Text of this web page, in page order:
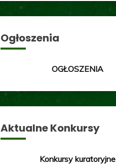
Ogłoszenia
OGŁOSZENIA
Aktualne Konkursy
Konkursy kuratoryjne